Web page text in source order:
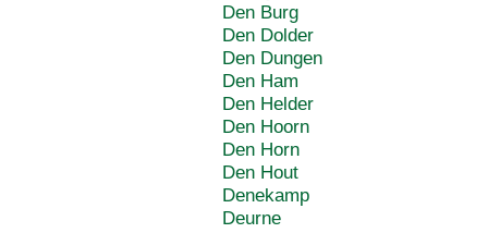
Den Burg
Den Dolder
Den Dungen
Den Ham
Den Helder
Den Hoorn
Den Horn
Den Hout
Denekamp
Deurne